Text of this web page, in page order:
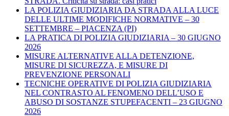
LA POLIZIA GIUDIZIARIA DA STRADA ALLA LUCE
DELLE ULTIME MODIFICHE NORMATIVE – 30
SETTEMBRE – PIACENZA (PI)
LA PRATICA DI POLIZIA GIUDIZIARIA – 30 GIUGNO
2026
MISURE ALTERNATIVE ALLA DETENZIONE,
MISURE DI SICUREZZA, E MISURE DI
PREVENZIONE PERSONALI
TECNICHE OPERATIVE DI POLIZIA GIUDIZIARIA
NEL CONTRASTO AL FENOMENO DELL’USO E
ABUSO DI SOSTANZE STUPEFACENTI – 23 GIUGNO
2026